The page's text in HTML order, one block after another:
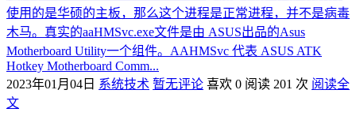
使用的是华硕的主板，那么这个进程是正常进程，并不是病毒
木马。真实的aaHMSvc.exe文件是由 ASUS出品的Asus
Motherboard Utility一个组件。AAHMSvc 代表 ASUS ATK
Hotkey Motherboard Comm...
2023年01月04日 系统技术 暂无评论 喜欢 0 阅读 201 次 阅读全
文